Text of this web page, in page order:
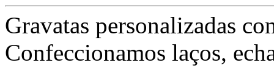
Gravatas personalizadas
Confeccionamos laços,